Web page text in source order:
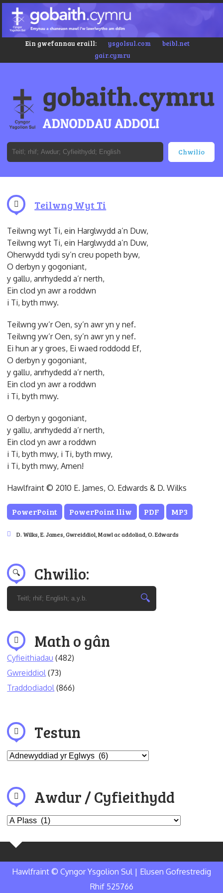
Ein gwefannau eraill: ysgolsul.com
beibl.net
gair.cymru
Teilwng Wyt Ti
Teilwng wyt Ti, ein Harglwydd a’n Duw,
Teilwng wyt Ti, ein Harglwydd a’n Duw,
Oherwydd tydi sy’n creu popeth byw,
O derbyn y gogoniant,
y gallu, anrhydedd a’r nerth,
Ein clod yn awr a roddwn
i Ti, byth mwy.
Teilwng yw’r Oen, sy’n awr yn y nef.
Teilwng yw’r Oen, sy’n awr yn y nef.
Ei hun ar y groes, Ei waed roddodd Ef,
O derbyn y gogoniant,
y gallu, anrhydedd a’r nerth,
Ein clod yn awr a roddwn
i Ti, byth mwy.
O derbyn y gogoniant,
y gallu, anrhydedd a’r nerth,
Ein clod yn awr a roddwn
i Ti, byth mwy, i Ti, byth mwy,
i Ti, byth mwy, Amen!
Hawlfraint © 2010 E. James, O. Edwards & D. Wilks
PowerPoint PowerPoint lliw PDF MP3
D. Wilks E. James Gwreiddiol Mawl ac addoliad O. Edwards
Chwilio:
Math o gân
Cyfieithiadau (482)
Gwreiddiol (73)
Traddodiadol (866)
Testun
Awdur / Cyfieithydd
Hawlfraint © Cyngor Ysgolion Sul | Elusen Gofrestredig
Rhif 525766